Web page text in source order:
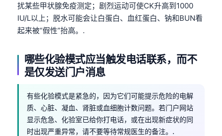
扰某些甲状腺免疫测定；剧烈运动可使CK升高到1000
IU/L以上；脱水可能会让白蛋白、血红蛋白、钠和BUN看
起来被“假性”抬高。.
哪些化验模式应当触发电话联系，而不
是仅发送门户消息
有些化验模式是紧急的，因为它们可能提示危险的电解
质、心脏、凝血、肾脏或血细胞计数问题。若门户网站
显示危急、化验室已给你打电话，或在出现新症状的同
时出现严重异常，请不要等待常规医生的备注。.